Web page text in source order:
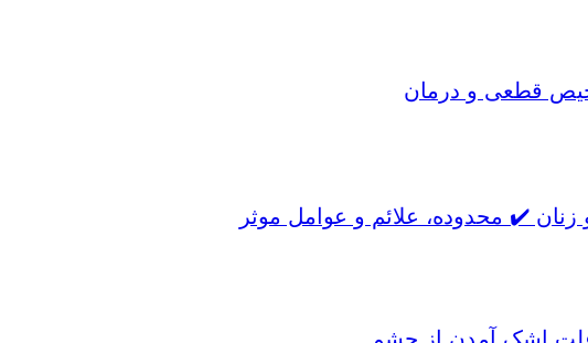
قطعی و درمان
✔️ محدوده، علائم و عوامل موثر